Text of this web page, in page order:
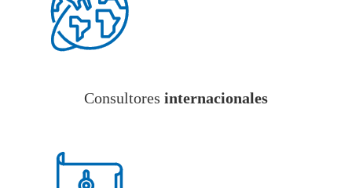
Consultores internacionales